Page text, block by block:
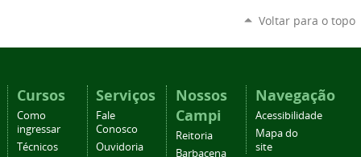
Voltar para o topo
Cursos
Como
ingressar
Técnicos
Serviços
Fale
Conosco
Ouvidoria
Nossos
Campi
Reitoria
Barbacena
Navegação
Acessibilidade
Mapa do
site